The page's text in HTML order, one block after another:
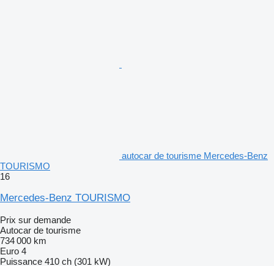
autocar de tourisme Mercedes-Benz
TOURISMO
16
Mercedes-Benz TOURISMO
Prix sur demande
Autocar de tourisme
734 000 km
Euro 4
Puissance 410 ch (301 kW)